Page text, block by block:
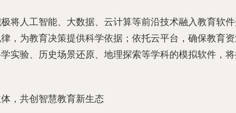
将人工智能、大数据、云计算等前沿技术融入教育软
，为教育决策提供科学依据；依托云平台，确保教育
实验、历史场景还原、地理探索等学科的模拟软件，
，共创智慧教育新生态